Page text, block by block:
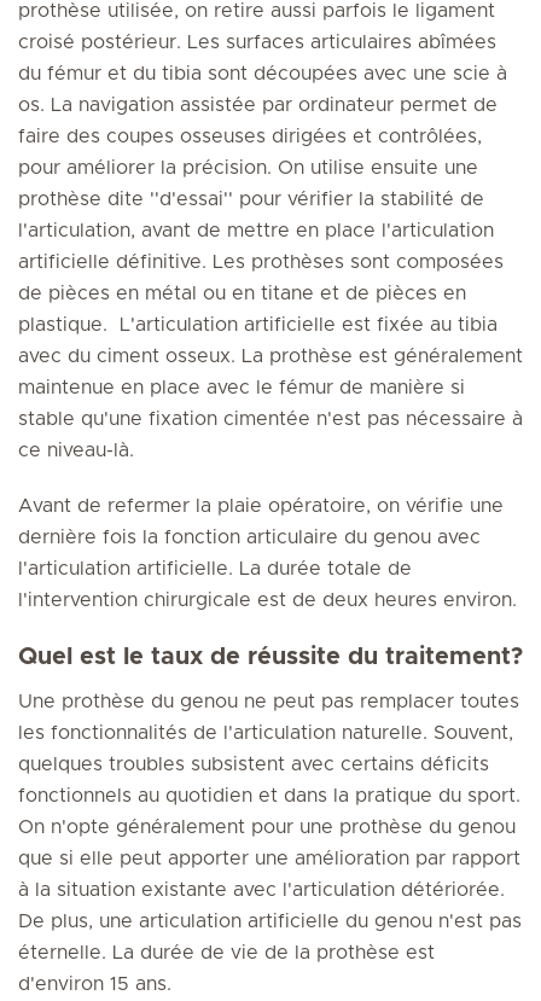
prothèse utilisée, on retire aussi parfois le ligament
croisé postérieur. Les surfaces articulaires abîmées
du fémur et du tibia sont découpées avec une scie à
os. La navigation assistée par ordinateur permet de
faire des coupes osseuses dirigées et contrôlées,
pour améliorer la précision. On utilise ensuite une
prothèse dite ''d'essai'' pour vérifier la stabilité de
l'articulation, avant de mettre en place l'articulation
artificielle définitive. Les prothèses sont composées
de pièces en métal ou en titane et de pièces en
plastique. L'articulation artificielle est fixée au tibia
avec du ciment osseux. La prothèse est généralement
maintenue en place avec le fémur de manière si
stable qu'une fixation cimentée n'est pas nécessaire à
ce niveau-là.
Avant de refermer la plaie opératoire, on vérifie une
dernière fois la fonction articulaire du genou avec
l'articulation artificielle. La durée totale de
l'intervention chirurgicale est de deux heures environ.
Quel est le taux de réussite du traitement?
Une prothèse du genou ne peut pas remplacer toutes
les fonctionnalités de l'articulation naturelle. Souvent,
quelques troubles subsistent avec certains déficits
fonctionnels au quotidien et dans la pratique du sport.
On n'opte généralement pour une prothèse du genou
que si elle peut apporter une amélioration par rapport
à la situation existante avec l'articulation détériorée.
De plus, une articulation artificielle du genou n'est pas
éternelle. La durée de vie de la prothèse est
d'environ 15 ans.